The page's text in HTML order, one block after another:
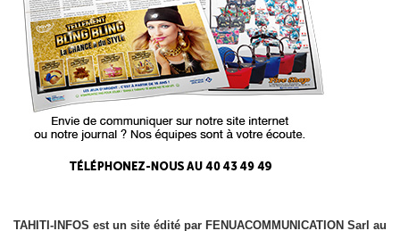
TAHITI-INFOS est un site édité par FENUACOMMUNICATION Sarl au